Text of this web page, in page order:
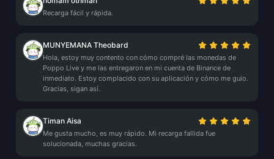
Recarga fácil y rápida.
MUNYEMANA Theobard
Hola, estoy muy contento con cómo compré las monedas de
Poppo Live y me las entregaron en mi cuenta de Binance de
inmediato. Estoy complacido con su aplicación y cómo me guio.
Gracias, sigan así.
Timan Aisa
Me gusta mucho, es muy rápido. Mi recarga fallida fue
solucionada, muchas gracias.